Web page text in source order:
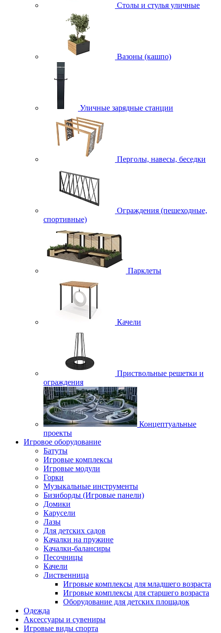
Столы и стулья уличные
Вазоны (кашпо)
Уличные зарядные станции
Перголы, навесы, беседки
Ограждения (пешеходные,
спортивные)
Парклеты
Качели
Приствольные решетки и
ограждения
Концептуальные
проекты
Игровое оборудование
Батуты
Игровые комплексы
Игровые модули
Горки
Музыкальные инструменты
Бизиборды (Игровые панели)
Домики
Карусели
Лазы
Для детских садов
Качалки на пружине
Качалки-балансиры
Песочницы
Качели
Лиственница
Игровые комплексы для младшего возраста
Игровые комплексы для старшего возраста
Оборудование для детских площадок
Одежда
Аксессуары и сувениры
Игровые виды спорта